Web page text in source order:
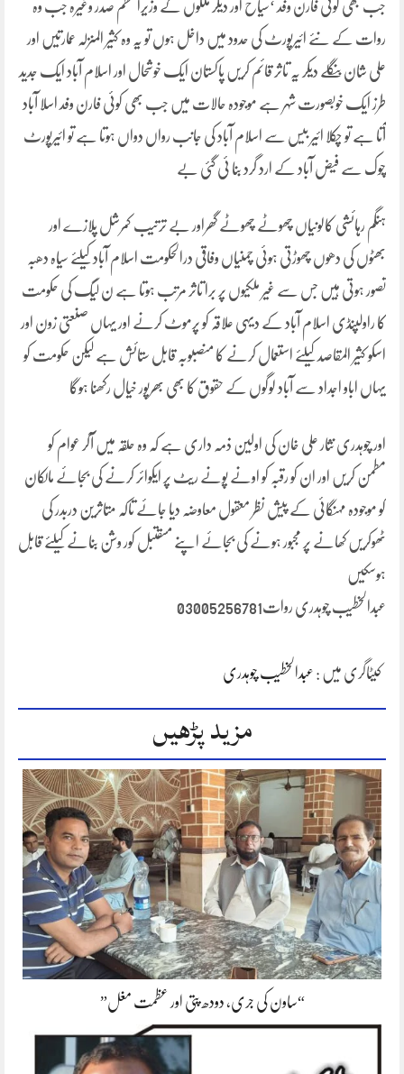
جب بھی کوئی فارن وفد ‘سیاح اور دیگر ملکوں کے وزیراعظم صدر وغیرہ جب وہ
روات کے نئے ائیرپورٹ کی حدود میں داخل ہوں تو یہ وہ کثیر المنزلہ عمارتیں اور
علی شان بنگلے دیکر یہ تاثر قائم کریں پاکستان ایک خوشحال اور اسلام آباد ایک جدید
طرز ایک خوبصورت شہر ہے موجودہ حالات میں جب بھی کوئی فارن وفد اسلا آباد
آتا ہے تو چکلا ائیر بیس سے اسلام آباد کی جانب رواں دواں ہوتا ہے تو ائیرپورٹ
چوک سے فیض آباد کے ارد گرد بنا ئی گئی بے
ہنگم رہائشی کالونیاں چھوٹے چھوٹے گھراور بے ترتیب کمرشل پلازے اور
بھٹوں کی دھوں چھوڑتی ہوئی چمنیاں وفاقی درالحکومت اسلام آباد کیلئے سیاہ دھبہ
تصور ہوتی ہیں جس سے غیر ملکیوں پر برا تاثر مرتب ہوتا ہے ن لیگ کی حکومت
کا راولپنڈی اسلام آباد کے دیہی علاقہ کو پرموٹ کرنے اور یہاں صنعتی زون اور
اسکو کثیر المقاصد کیلئے استعمال کرنے کا منصبوبہ قابل ستائش ہے لیکن حکومت کو
یہاں اباو اجداد سے آباد لوگوں کے حقوق کا بھی بھرپور خیال رکھنا ہوگا
اور چوہدری نثار علی خان کی اولین ذمہ داری ہے کہ وہ حلقہ میں آکر عوام کو
مطمن کریں اور ان کو رقبہ کو اونے پونے ریٹ پر ایکوائر کرنے کی بجائے مالکان
کو موجودہ مہنگائی کے پیش نظر معقول معاوضہ دیا جائے تاکہ متاثرین دربدر کی
ٹھوکریں کھانے پر مجبور ہونے کی بجائے اپنے مسقتبل کور وشن بنانے کیلئے قابل
ہوسکیں
عبدالخطیب چوہدری روات03005256781
کیٹاگری میں : عبدالخطیب چوہدری
مزید پڑھیں
“ساون کی جری، دودھ پتی اور عظمت مغل”